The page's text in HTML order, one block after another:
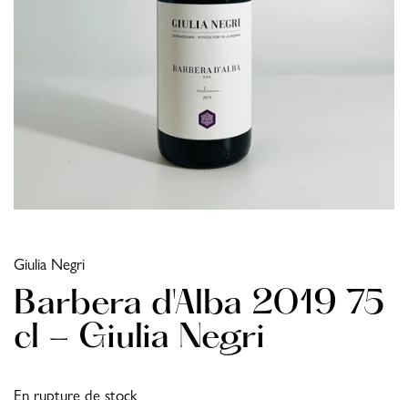
Giulia Negri
Barbera d'Alba 2019 75
cl - Giulia Negri
En rupture de stock